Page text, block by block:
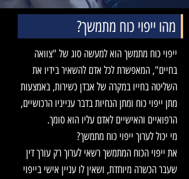
מהו ייפוי כוח מתמשך?
ייפוי כוח מתמשך הוא למעשה סוג של "צוואה
בחיים", המאפשרת לכל אדם להשאיר בידיו את
השליטה בחייו במקרה של אבדן כשירות, באמצעות
מתן ייפוי כוח ומתן הנחיות בדבר ענייניו הרכושיים,
הרפואיים והאישיים לאדם עליו הוא סומך.
מי יכול לערוך ייפוי כוח מתמשך?
את ייפוי הכוח המתמשך רשאי לערוך רק עורך דין
שעבר הכשרה מיוחדת, ושאין לו עניין אישי בייפוי